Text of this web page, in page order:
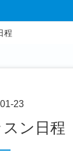
程
23
スン日程